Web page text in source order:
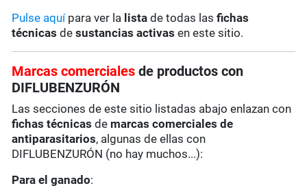
Pulse aquípara ver la lista de todas lasfichas
técnicas desustancias activas en este sitio.
Marcas comercialesde productos con
DIFLUBENZURÓN
Las secciones de este sitio listadas abajo enlazan con
fichas técnicas de marcas comerciales de
antiparasitarios, algunas de ellas con
DIFLUBENZURÓN (no hay muchos...):
Para el ganado: